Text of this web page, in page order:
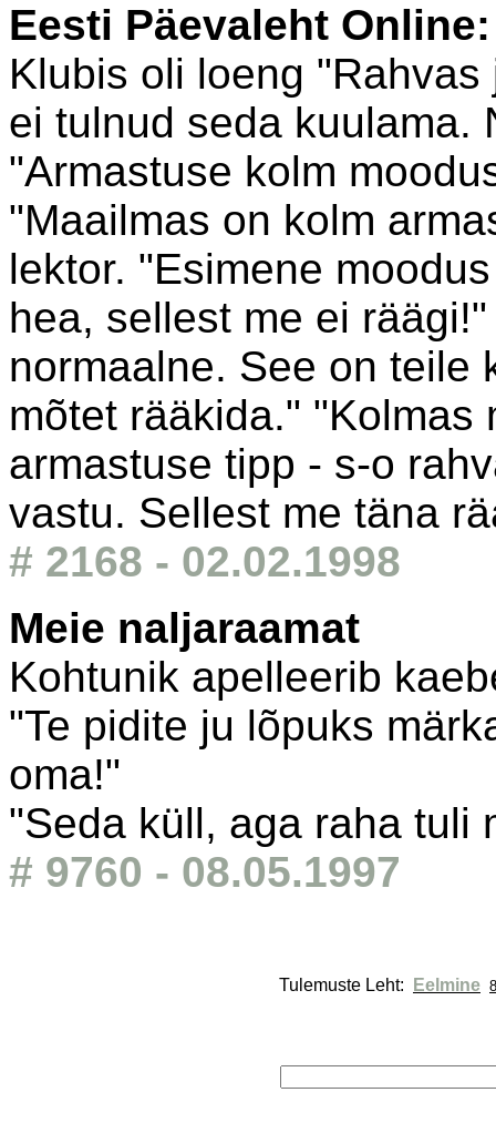
Eesti Päevaleht
Klubis oli loeng
ei tulnud seda kuulama.
"Armastuse kolm
"Maailmas on kolm
lektor. "Esimene
hea, sellest me ei
normaalne. See on teile
mõtet rääkida." "Kolmas
armastuse tipp - s-o
vastu. Sellest me täna
# 2168 - 02.02.1998
Meie naljaraamat
Kohtunik apelleerib
"Te pidite ju lõpuks
oma!"
"Seda küll, aga raha tuli
# 9760 - 08.05.1997
Tulemuste Leht: Eelmine 8